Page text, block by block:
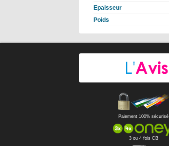
Epaisseur
Poids
Paiement 100% sécurisé
3 ou 4 fois CB